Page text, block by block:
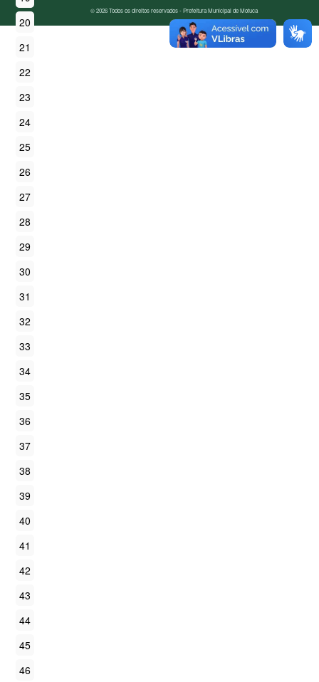
20
21
22
23
24
25
26
27
28
29
30
31
32
33
34
35
36
37
38
39
40
41
42
43
44
45
46
© 2026 Todos os direitos reservados - Prefeitura Municipal de Motuca